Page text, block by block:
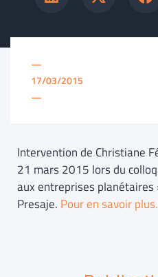
—
17/03/2015
—
Intervention de Christiane
21 mars 2015 lors du
aux entreprises planétaires
Presaje. Pour en savoir plus.